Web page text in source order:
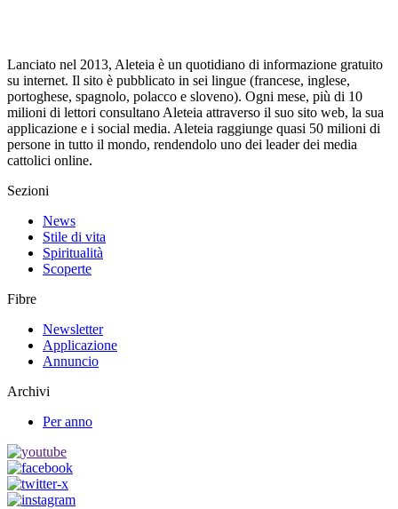
Lanciato nel 2013, Aleteia è un quotidiano di informazione gratuito
su internet. Il sito è pubblicato in sei lingue (francese, inglese,
portoghese, spagnolo, polacco e sloveno). Ogni mese, più di 10
milioni di lettori consultano Aleteia attraverso il suo sito web, la sua
applicazione e i social media. Aleteia raggiunge quasi 50 milioni di
persone in tutto il mondo, rendendolo uno dei leader dei media
cattolici online.
Sezioni
News
Stile di vita
Spiritualità
Scoperte
Fibre
Newsletter
Applicazione
Annuncio
Archivi
Per anno